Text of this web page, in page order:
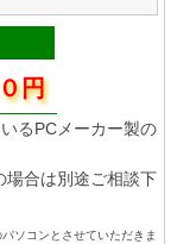
円
るPCメーカー製の
場合は別途ご相談下
ソコンとさせていただきま